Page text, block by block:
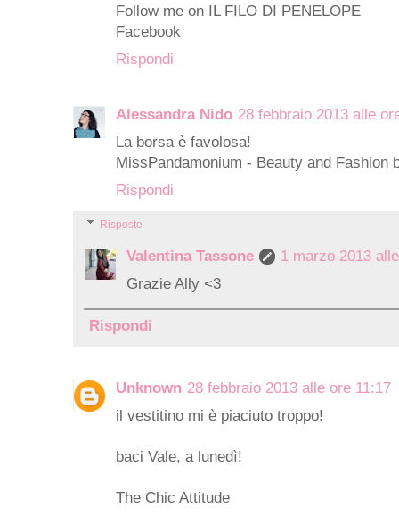
Follow me on IL FILO DI PENELOPE
Facebook
Rispondi
Alessandra Nido 28 febbraio 2013 alle
La borsa è favolosa!
MissPandamonium - Beauty and Fashion
Rispondi
Risposte
Valentina Tassone
1 marzo 2013
Grazie Ally <3
Rispondi
Unknown 28 febbraio 2013 alle ore 11:17
il vestitino mi è piaciuto troppo!
baci Vale, a lunedì!
The Chic Attitude